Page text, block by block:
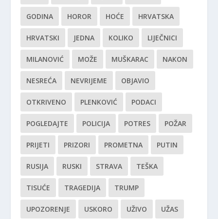
GODINA HOROR HOĆE HRVATSKA
HRVATSKI JEDNA KOLIKO LIJEČNICI
MILANOVIĆ MOŽE MUŠKARAC NAKON
NESREĆA NEVRIJEME OBJAVIO
OTKRIVENO PLENKOVIĆ PODACI
POGLEDAJTE POLICIJA POTRES POŽAR
PRIJETI PRIZORI PROMETNA PUTIN
RUSIJA RUSKI STRAVA TEŠKA
TISUĆE TRAGEDIJA TRUMP
UPOZORENJE USKORO UŽIVO UŽAS